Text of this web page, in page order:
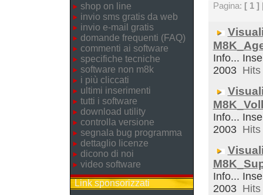
shop on line
invio sms gratis da web
invio e-mail gratis
domande frequenti (FAQ)
commenti ai software
specifiche tecniche
software non m8k
i più cliccati
ultimi inserimenti
tutti i software
download utility
controlla versione
segnala bug programma
dettaglio licenze
dicono di noi
video software
Link sponsorizzati
Pagina: [ 1 ]
Info...
2003
Info...
2003
Info...
2003